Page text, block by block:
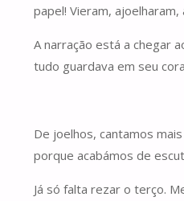
papel! Vieram,
A narração está a chegar
tudo guardava em seu
De joelhos, cantamos
porque acabámos de
Já só falta rezar o terço.